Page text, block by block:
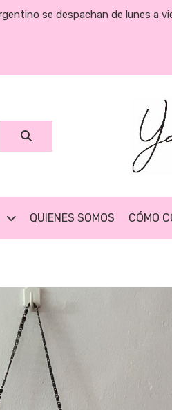
se despachan de lunes a
QUIENES SOMOS CÓMO